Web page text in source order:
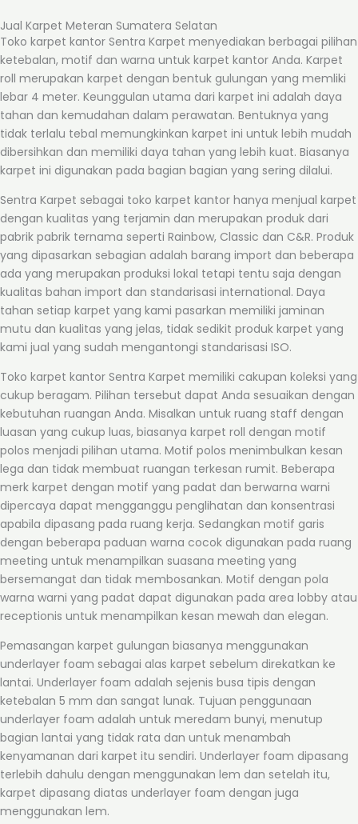
Jual Karpet Meteran Sumatera Selatan
Toko karpet kantor Sentra Karpet menyediakan berbagai pilihan
ketebalan, motif dan warna untuk karpet kantor Anda. Karpet
roll merupakan karpet dengan bentuk gulungan yang memliki
lebar 4 meter. Keunggulan utama dari karpet ini adalah daya
tahan dan kemudahan dalam perawatan. Bentuknya yang
tidak terlalu tebal memungkinkan karpet ini untuk lebih mudah
dibersihkan dan memiliki daya tahan yang lebih kuat. Biasanya
karpet ini digunakan pada bagian bagian yang sering dilalui.
Sentra Karpet sebagai toko karpet kantor hanya menjual karpet
dengan kualitas yang terjamin dan merupakan produk dari
pabrik pabrik ternama seperti Rainbow, Classic dan C&R. Produk
yang dipasarkan sebagian adalah barang import dan beberapa
ada yang merupakan produksi lokal tetapi tentu saja dengan
kualitas bahan import dan standarisasi international. Daya
tahan setiap karpet yang kami pasarkan memiliki jaminan
mutu dan kualitas yang jelas, tidak sedikit produk karpet yang
kami jual yang sudah mengantongi standarisasi ISO.
Toko karpet kantor Sentra Karpet memiliki cakupan koleksi yang
cukup beragam. Pilihan tersebut dapat Anda sesuaikan dengan
kebutuhan ruangan Anda. Misalkan untuk ruang staff dengan
luasan yang cukup luas, biasanya karpet roll dengan motif
polos menjadi pilihan utama. Motif polos menimbulkan kesan
lega dan tidak membuat ruangan terkesan rumit. Beberapa
merk karpet dengan motif yang padat dan berwarna warni
dipercaya dapat mengganggu penglihatan dan konsentrasi
apabila dipasang pada ruang kerja. Sedangkan motif garis
dengan beberapa paduan warna cocok digunakan pada ruang
meeting untuk menampilkan suasana meeting yang
bersemangat dan tidak membosankan. Motif dengan pola
warna warni yang padat dapat digunakan pada area lobby atau
receptionis untuk menampilkan kesan mewah dan elegan.
Pemasangan karpet gulungan biasanya menggunakan
underlayer foam sebagai alas karpet sebelum direkatkan ke
lantai. Underlayer foam adalah sejenis busa tipis dengan
ketebalan 5 mm dan sangat lunak. Tujuan penggunaan
underlayer foam adalah untuk meredam bunyi, menutup
bagian lantai yang tidak rata dan untuk menambah
kenyamanan dari karpet itu sendiri. Underlayer foam dipasang
terlebih dahulu dengan menggunakan lem dan setelah itu,
karpet dipasang diatas underlayer foam dengan juga
menggunakan lem.